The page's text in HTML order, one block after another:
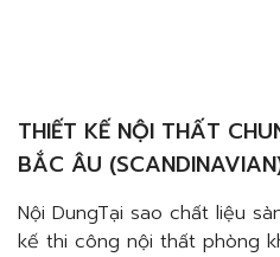
THIẾT KẾ NỘI THẤT
BẮC ÂU
CÚNG VÀ TINH TẾ
Nội DungTại sao chất liệu
kế thi công nội thất phòng